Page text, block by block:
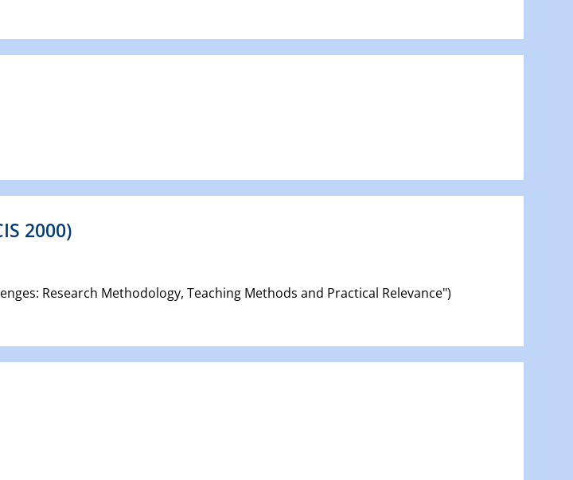
2000)
Research Methodology, Teaching Methods and Practical Relevance")